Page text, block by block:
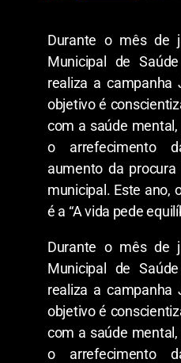
Durante o mês de
Municipal de
realiza a campanha
objetivo é
com a saúde
o arrefecimento
aumento da
municipal. Este ano,
é a “A vida pede
Durante o mês de
Municipal de
realiza a campanha
objetivo é
com a saúde
o arrefecimento